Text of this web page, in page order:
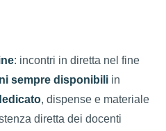
: incontri in diretta nel fine
sempre disponibili in
, dispense e materiale
diretta dei docenti